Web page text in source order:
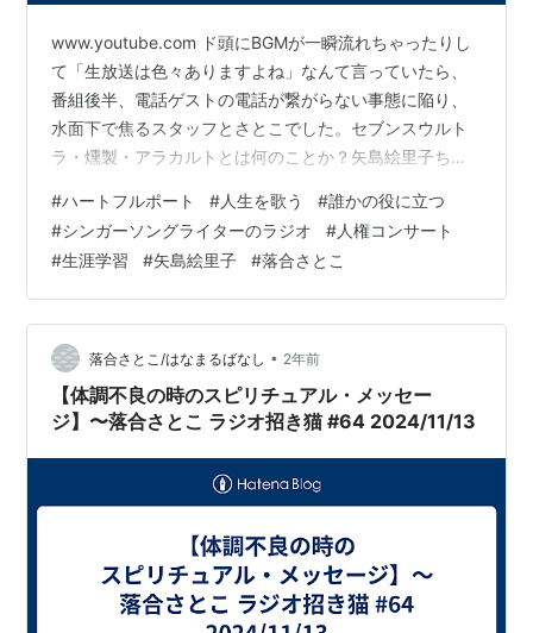
www.youtube.com ド頭にBGMが一瞬流れちゃったりし
て「生放送は色々ありますよね」なんて言っていたら、
番組後半、電話ゲストの電話が繋がらない事態に陥り、
水面下で焦るスタッフとさとこでした。セブンスウルト
ラ・燻製・アラカルトとは何のことか？矢島絵里子ちゃ
ートの五味真紀さんとは電話で話せたのか？ぜひ最後ま
でお聞きください。 ：：：：：：毎月第二水曜日 午後３
時から 生放送FMスマイルウェーブhttp://www.sw897.jp/
🎤音声コメント 音楽家・フルート奏者 矢島絵里子さん
https://www.instagram.com/e…
#ハートフルポート #人生を歌う #誰かの役に立つ
#シンガーソングライターのラジオ #人権コンサート
#生涯学習 #矢島絵里子 #落合さとこ
落合さとこ/はなまるばなし • 2年前
【体調不良の時のスピリチュアル・メッセー
ジ】〜落合さとこ ラジオ招き猫 #64 2024/11/13